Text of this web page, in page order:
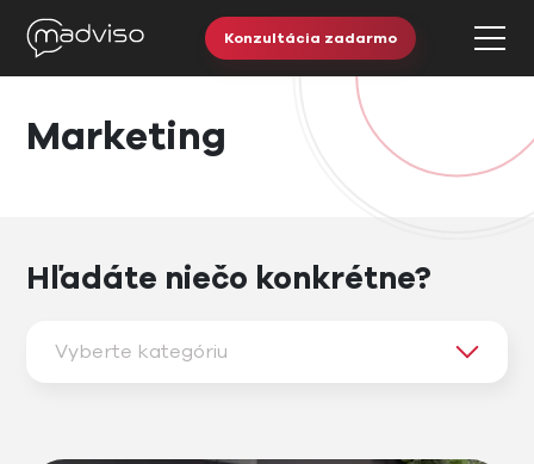
Konzultácia zadarmo
Marketing
Hľadáte niečo konkrétne?
Vyberte kategóriu